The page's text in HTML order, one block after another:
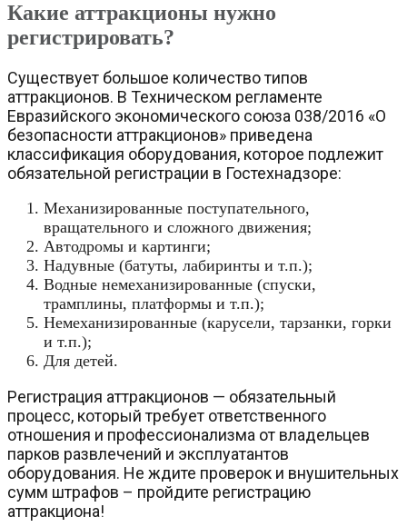
Какие аттракционы нужно
регистрировать?
Существует большое количество типов
аттракционов. В Техническом регламенте
Евразийского экономического союза 038/2016 «О
безопасности аттракционов» приведена
классификация оборудования, которое подлежит
обязательной регистрации в Гостехнадзоре:
Механизированные поступательного,
вращательного и сложного движения;
Автодромы и картинги;
Надувные (батуты, лабиринты и т.п.);
Водные немеханизированные (спуски,
трамплины, платформы и т.п.);
Немеханизированные (карусели, тарзанки, горки
и т.п.);
Для детей.
Регистрация аттракционов — обязательный
процесс, который требует ответственного
отношения и профессионализма от владельцев
парков развлечений и эксплуатантов
оборудования. Не ждите проверок и внушительных
сумм штрафов – пройдите регистрацию
аттракциона!